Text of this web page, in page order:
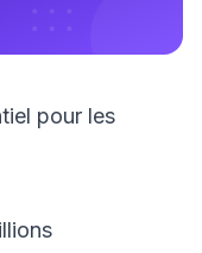
pour les